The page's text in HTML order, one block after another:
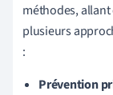
méthodes,
plusieurs
:
Prévention